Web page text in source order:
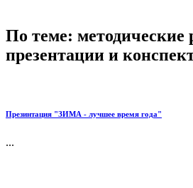
По теме: методические
презентации и
Презинтация "ЗИМА - лучшее время года"
...